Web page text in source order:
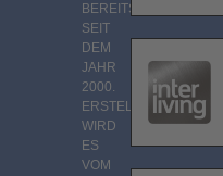
BEREITS
SEIT
DEM
JAHR
2000.
ERSTELLT
WIRD
ES
VOM